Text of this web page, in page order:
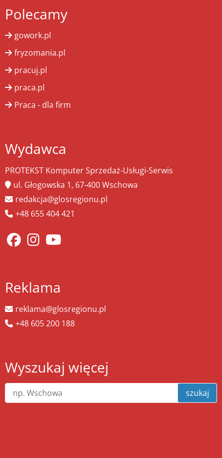
Polecamy
gowork.pl
fryzomania.pl
pracuj.pl
praca.pl
Praca - dla firm
Wydawca
PROTEKST Komputer Sprzedaż-Usługi-Serwis
ul. Głogowska 1, 67-400 Wschowa
redakcja@glosregionu.pl
+48 655 404 421
Reklama
reklama@glosregionu.pl
+48 605 200 188
Wyszukaj więcej
szukaj